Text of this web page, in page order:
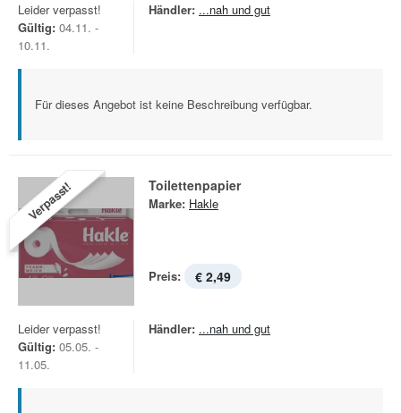
Leider verpasst!
Gültig: 04.11. -
10.11.
Händler: ...nah und gut
Für dieses Angebot ist keine Beschreibung verfügbar.
Verpasst! Toilettenpapier
Marke: Hakle
Preis: € 2,49
Leider verpasst!
Gültig: 05.05. -
11.05.
Händler: ...nah und gut